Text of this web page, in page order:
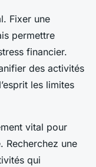
Fixer une
permettre
financier.
des activités
les limites
vital pour
Recherchez une
qui